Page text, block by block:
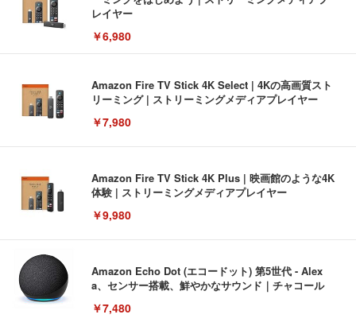
レイヤー
￥6,980
Amazon Fire TV Stick 4K Select | 4Kの高画質スト
リーミング | ストリーミングメディアプレイヤー
￥7,980
Amazon Fire TV Stick 4K Plus | 映画館のような4K
体験 | ストリーミングメディアプレイヤー
￥9,980
Amazon Echo Dot (エコードット) 第5世代 - Alex
a、センサー搭載、鮮やかなサウンド｜チャコール
￥7,480